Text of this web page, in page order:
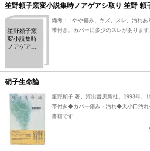
笙野頼子窯変小説集時ノアゲアシ取り 笙野 頼
笙野頼子窯
変小説集時
ノアゲアシ
備考： : やや傷み、キズ、スレ、汚れあ
帯付き。カバーに多少のスレがありま
硝子生命論
笙野頼子 著、河出書房新社、1993年、
帯付き◆カバー傷み・汚れ◆天小口汚
書籍です